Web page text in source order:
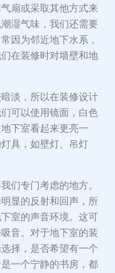
扇或采取其他方式来
湿气味，我们还需要
因为邻近地下水系，
在装修时对墙壁和地
淡，所以在装修设计
可以使用镜面，白色
下室看起来更亮一
具，如壁灯、吊灯
们专门考虑的地方。
显的反射和回声，所
室的声音环境。这可
音。对于地下室的装
择，是否希望有一个
一个宁静的书房，都